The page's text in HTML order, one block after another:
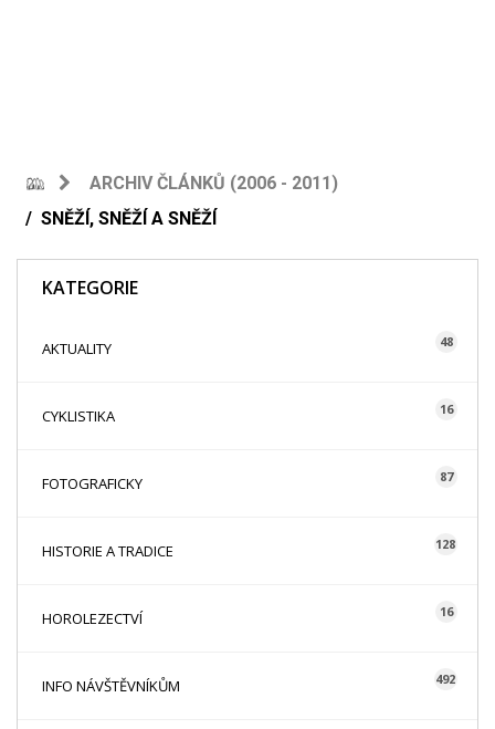
ARCHIV ČLÁNKŮ (2006 - 2011)
SNĚŽÍ, SNĚŽÍ A SNĚŽÍ
KATEGORIE
AKTUALITY 48
CYKLISTIKA 16
FOTOGRAFICKY 87
HISTORIE A TRADICE 128
HOROLEZECTVÍ 16
INFO NÁVŠTĚVNÍKŮM 492